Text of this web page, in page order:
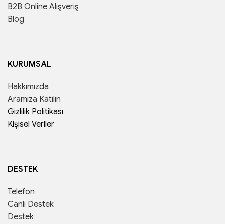
B2B Online Alışveriş
Blog
KURUMSAL
Hakkımızda
Aramıza Katılın
Gizlilik Politikası
Kişisel Veriler
DESTEK
Telefon
Canlı Destek
Destek